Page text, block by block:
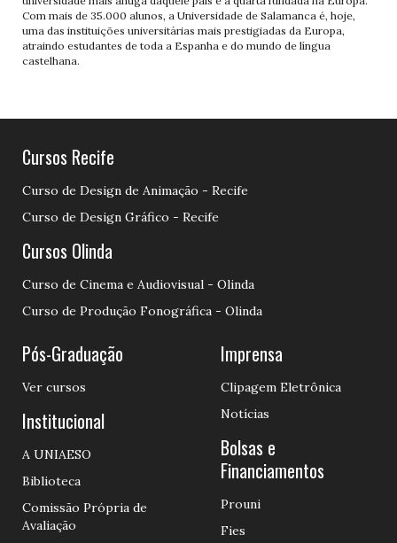
Com mais de 35.000 alunos, a Universidade de Salamanca é, hoje,
uma das instituições universitárias mais prestigiadas da Europa,
atraindo estudantes de toda a Espanha e do mundo de língua
castelhana.
Cursos Recife
Curso de Design de Animação - Recife
Curso de Design Gráfico - Recife
Cursos Olinda
Curso de Cinema e Audiovisual - Olinda
Curso de Produção Fonográfica - Olinda
Pós-Graduação
Ver cursos
Institucional
A UNIAESO
Biblioteca
Comissão Própria de
Avaliação
Imprensa
Clipagem Eletrônica
Notícias
Bolsas e
Financiamentos
Prouni
Fies